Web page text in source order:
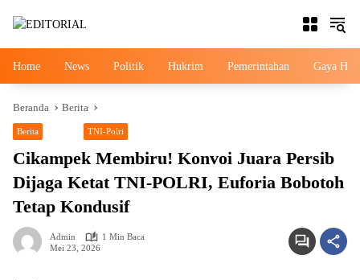
Home News Politik Hukrim Pemerintahan Gaya
Beranda Berita
Berita TNI-Polri
Cikampek Membiru! Konvoi Juara Persib
Dijaga Ketat TNI-POLRI, Euforia Bobotoh
Tetap Kondusif
Admin
1 Min Baca
Mei 23, 2026